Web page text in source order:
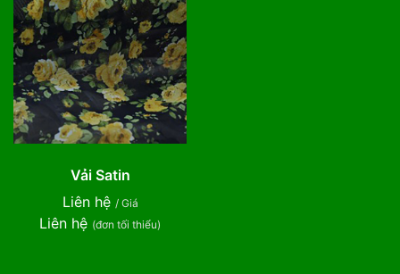
Vải Satin
Liên hệ / Giá
Liên hệ (đơn tối thiểu)